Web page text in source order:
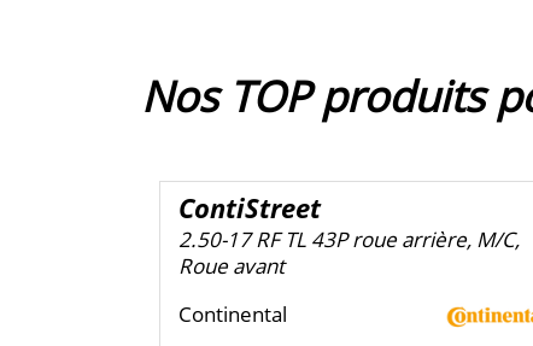
Nos TOP produits
ContiStreet
2.50-17 RF TL 43P roue arrière, M/C,
Roue avant
Continental